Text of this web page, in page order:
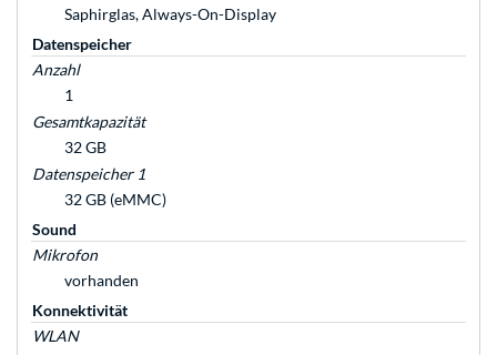
Saphirglas, Always-On-Display
Datenspeicher
Anzahl
1
Gesamtkapazität
32 GB
Datenspeicher 1
32 GB (eMMC)
Sound
Mikrofon
vorhanden
Konnektivität
WLAN